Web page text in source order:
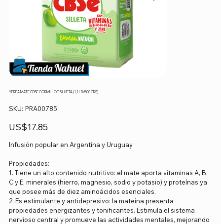
YERBA MATE CBSE CORMILLOT SILUETA (1,1 LB/500 GRS)
SKU: SKU
PRA00785
PRA00785
Precio
US$17.85
Infusión popular en Argentina y Uruguay
Propiedades:
1. Tiene un alto contenido nutritivo: el mate aporta vitaminas A, B,
C y E, minerales (hierro, magnesio, sodio y potasio) y proteínas ya
que posee más de diez aminoácidos esenciales.
2. Es estimulante y antidepresivo: la mateína presenta
propiedades energizantes y tonificantes. Estimula el sistema
nervioso central y promueve las actividades mentales, mejorando